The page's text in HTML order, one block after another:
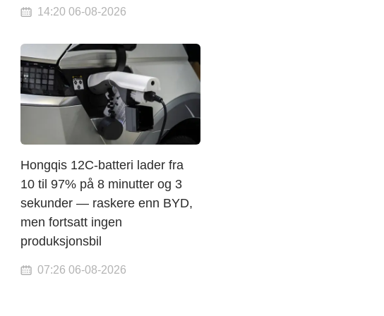
14:20 06-08-2026
Hongqis 12C-batteri lader fra
10 til 97% på 8 minutter og 3
sekunder — raskere enn BYD,
men fortsatt ingen
produksjonsbil
07:26 06-08-2026